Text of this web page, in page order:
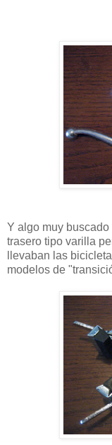
Y algo muy
trasero tipo varilla
llevaban las
modelos de